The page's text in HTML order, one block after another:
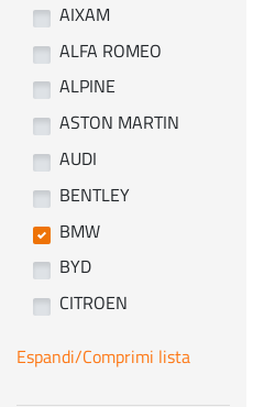
AIXAM
ALFA ROMEO
ALPINE
ASTON MARTIN
AUDI
BENTLEY
BMW
BYD
CITROEN
Espandi/Comprimi lista